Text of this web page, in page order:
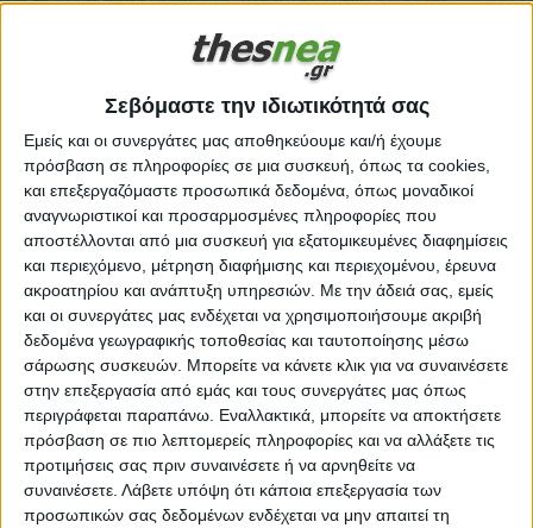
Σεβόμαστε την ιδιωτικότητά σας
Εμείς και οι συνεργάτες μας αποθηκεύουμε και/ή έχουμε
πρόσβαση σε πληροφορίες σε μια συσκευή, όπως τα cookies,
και επεξεργαζόμαστε προσωπικά δεδομένα, όπως μοναδικοί
αναγνωριστικοί και προσαρμοσμένες πληροφορίες που
αποστέλλονται από μια συσκευή για εξατομικευμένες διαφημίσεις
και περιεχόμενο, μέτρηση διαφήμισης και περιεχομένου, έρευνα
ακροατηρίου και ανάπτυξη υπηρεσιών. Με την άδειά σας, εμείς
και οι συνεργάτες μας ενδέχεται να χρησιμοποιήσουμε ακριβή
δεδομένα γεωγραφικής τοποθεσίας και ταυτοποίησης μέσω
σάρωσης συσκευών. Μπορείτε να κάνετε κλικ για να συναινέσετε
στην επεξεργασία από εμάς και τους συνεργάτες μας όπως
περιγράφεται παραπάνω. Εναλλακτικά, μπορείτε να αποκτήσετε
πρόσβαση σε πιο λεπτομερείς πληροφορίες και να αλλάξετε τις
προτιμήσεις σας πριν συναινέσετε ή να αρνηθείτε να
συναινέσετε. Λάβετε υπόψη ότι κάποια επεξεργασία των
προσωπικών σας δεδομένων ενδέχεται να μην απαιτεί τη
Χθες, Τρίτη, 19 Μαΐου, η Ευρωπαϊκή Επιτροπή
υιοθέτησε επίσημα το νέο Σχέδιο Δράσης για τα
λιπάσματα, μια πρωτοβουλία που στοχεύει στη
στήριξη των Ευρωπαίων αγροτών απέναντι στο
αυξημένο κόστος παραγωγής και στις σοβαρές
αναταράξεις της αγοράς λιπασμάτων. Το σχέδιο
έρχεται σε μια κρίσιμη περίοδο για την
ευρωπαϊκή γεωργία, καθώς οι υψηλές τιμές
ενέργειας, οι γεωπολιτικές κρίσεις και οι
διαταραχές στον εφοδιασμό έχουν αυξήσει
σημαντικά το κόστος των εισροών και πιέζουν τη
βιωσιμότητα των αγροτικών εκμεταλλεύσεων.